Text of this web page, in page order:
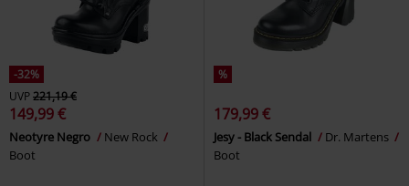
-32%
UVP221,19 €
149,99 €
Neotyre Negro
New Rock
Boot
%
179,99 €
Jesy - Black Sendal
Dr. Martens
Boot